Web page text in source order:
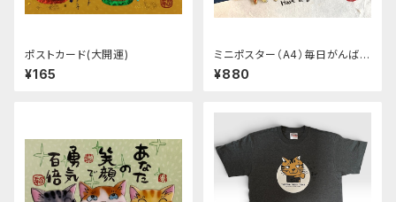
ポストカード(大開運)
¥165
ミニポスター（A4）毎日がんばっ
ている自分
¥880